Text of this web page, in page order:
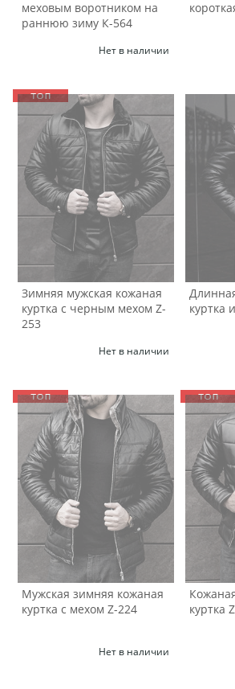
меховым воротником на
раннюю зиму К-564
Нет в наличии
Зимняя мужская кожаная
куртка с черным мехом Z-
253
Нет в наличии
куртка
Мужская зимняя кожаная
куртка с мехом Z-224
Нет в наличии
куртка